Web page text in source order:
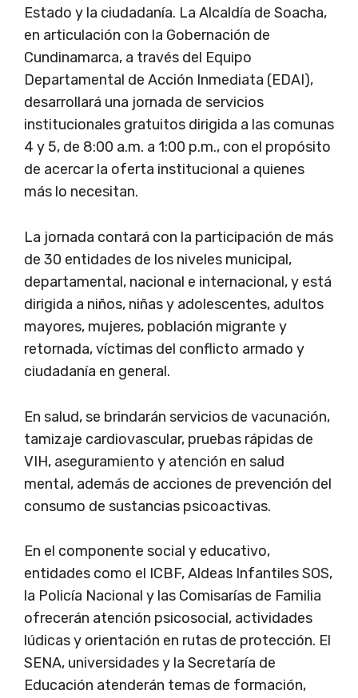
Estado y la ciudadanía. La Alcaldía de Soacha,
en articulación con la Gobernación de
Cundinamarca, a través del Equipo
Departamental de Acción Inmediata (EDAI),
desarrollará una jornada de servicios
institucionales gratuitos dirigida a las comunas
4 y 5, de 8:00 a.m. a 1:00 p.m., con el propósito
de acercar la oferta institucional a quienes
más lo necesitan.
La jornada contará con la participación de más
de 30 entidades de los niveles municipal,
departamental, nacional e internacional, y está
dirigida a niños, niñas y adolescentes, adultos
mayores, mujeres, población migrante y
retornada, víctimas del conflicto armado y
ciudadanía en general.
En salud, se brindarán servicios de vacunación,
tamizaje cardiovascular, pruebas rápidas de
VIH, aseguramiento y atención en salud
mental, además de acciones de prevención del
consumo de sustancias psicoactivas.
En el componente social y educativo,
entidades como el ICBF, Aldeas Infantiles SOS,
la Policía Nacional y las Comisarías de Familia
ofrecerán atención psicosocial, actividades
lúdicas y orientación en rutas de protección. El
SENA, universidades y la Secretaría de
Educación atenderán temas de formación,